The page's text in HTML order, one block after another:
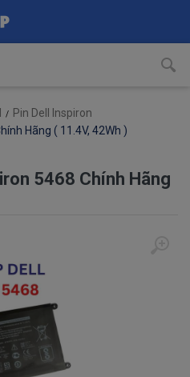
Pin Dell Inspiron
Hãng ( 11.4V, 42Wh )
5468 Chính Hãng